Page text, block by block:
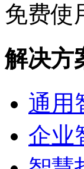
免费使
解决方
通用
企业